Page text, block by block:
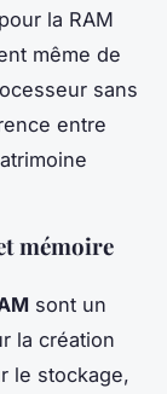
la RAM
même de
sans
entre
mémoire
sont un
la création
le stockage,